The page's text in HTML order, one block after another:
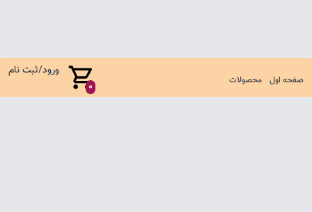
صفحه اول محصولات 0
ورود/ثبت نام